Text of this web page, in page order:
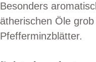
Besonders
ätherischen Öle
Pfefferminzblätter.